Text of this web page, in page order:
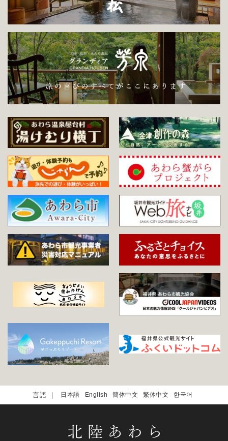
日本語 English 簡体中文 繁体中文 한국어